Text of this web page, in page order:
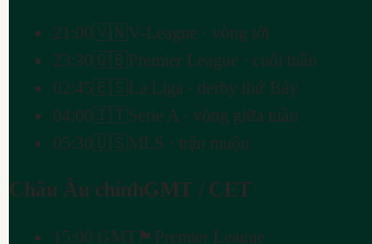
21:00🇻🇳V-League · vòng tới
23:30🇬🇧Premier League · cuối tuần
02:45🇪🇸La Liga · derby thứ Bảy
04:00🇮🇹Serie A · vòng giữa tuần
05:30🇺🇸MLS · trận muộn
Châu Âu chínhGMT / CET
15:00 GMT 🏴 Premier League